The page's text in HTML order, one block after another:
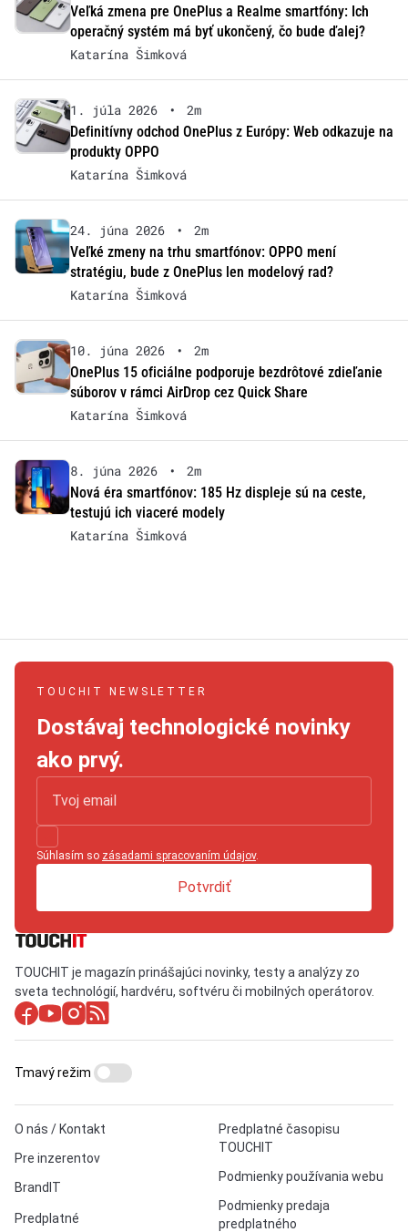
Veľká zmena pre OnePlus a Realme smartfóny: Ich
operačný systém má byť ukončený, čo bude ďalej?
Katarína Šimková
1. júla 2026 •
2m
Definitívny odchod OnePlus z Európy: Web odkazuje na
produkty OPPO
Katarína Šimková
24. júna 2026 •
2m
Veľké zmeny na trhu smartfónov: OPPO mení
stratégiu, bude z OnePlus len modelový rad?
Katarína Šimková
10. júna 2026 •
2m
OnePlus 15 oficiálne podporuje bezdrôtové zdieľanie
súborov v rámci AirDrop cez Quick Share
Katarína Šimková
8. júna 2026 •
2m
Nová éra smartfónov: 185 Hz displeje sú na ceste,
testujú ich viaceré modely
Katarína Šimková
TOUCHIT NEWSLETTER
Dostávaj technologické novinky
ako prvý.
Súhlasím so zásadami spracovaním údajov.
Potvrdiť
TOUCHIT je magazín prinášajúci novinky, testy a analýzy zo
sveta technológií, hardvéru, softvéru či mobilných operátorov.
O nás / Kontakt
Pre inzerentov
BrandIT
Predplatné
Predplatné časopisu
TOUCHIT
Podmienky používania webu
Podmienky predaja
predplatného
Tmavý režim